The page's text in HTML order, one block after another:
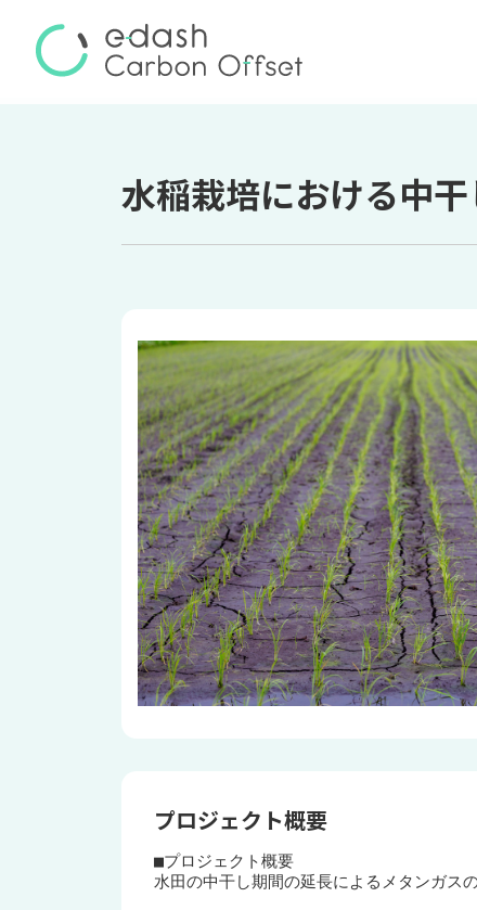
水稲栽培における中
プロジェクト概要
■プロジェクト概要
水田の中干し期間の延長によるメタンガス